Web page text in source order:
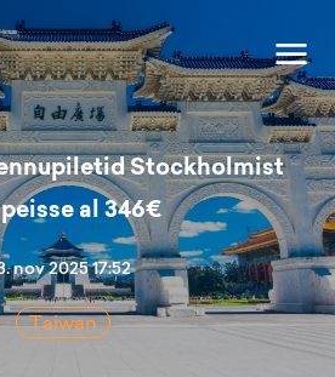
Stockholmist
al 346€
nov 2025 17:52
Taiwan